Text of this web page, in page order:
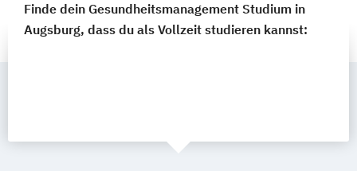
Finde dein Gesundheitsmanagement Studium in
Augsburg, dass du als Vollzeit studieren kannst: